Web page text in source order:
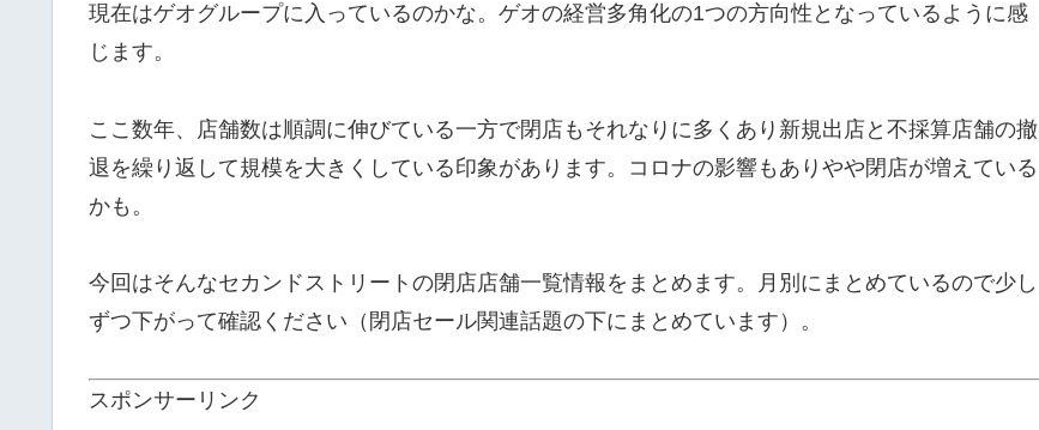
現在はゲオグループに入っているのかな。ゲオの経営多角化の1つの方向性となっているように感
じます。
ここ数年、店舗数は順調に伸びている一方で閉店もそれなりに多くあり新規出店と不採算店舗の撤
退を繰り返して規模を大きくしている印象があります。コロナの影響もありやや閉店が増えている
かも。
今回はそんなセカンドストリートの閉店店舗一覧情報をまとめます。月別にまとめているので少し
ずつ下がって確認ください（閉店セール関連話題の下にまとめています）。
スポンサーリンク